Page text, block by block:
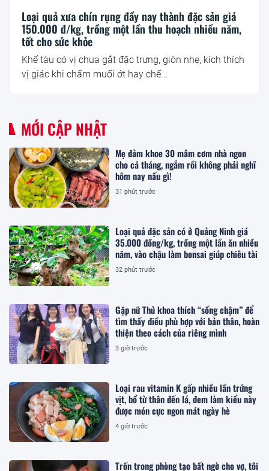
Loại quả xưa chín rụng đầy nay thành đặc sản giá
150.000 đ/kg, trồng một lần thu hoạch nhiều năm,
tốt cho sức khỏe
Khế tàu có vị chua gắt đặc trưng, giòn nhẹ, kích thích
vị giác khi chấm muối ớt hay chế...
MỚI CẬP NHẬT
Mẹ đảm khoe 30 mâm cơm nhà ngon
cho cả tháng, ngắm rồi không phải nghĩ
hôm nay nấu gì!
31 phút trước
Loại quả đặc sản có ở Quảng Ninh giá
35.000 đồng/kg, trồng một lần ăn nhiều
năm, vào chậu làm bonsai giúp chiêu tài
32 phút trước
Gặp nữ Thủ khoa thích “sống chậm” để
tìm thấy điều phù hợp với bản thân, hoàn
thiện theo cách của riêng mình
3 giờ trước
Loại rau vitamin K gấp nhiều lần trứng
vịt, bổ từ thân đến lá, đem làm kiểu này
được món cực ngon mát ngày hè
4 giờ trước
Trốn trong phòng tạo bất ngờ cho vợ, tôi